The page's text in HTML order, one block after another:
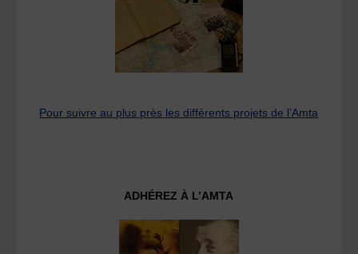
Pour suivre au plus près les différents projets de l’Amta
ADHÉREZ À L’AMTA